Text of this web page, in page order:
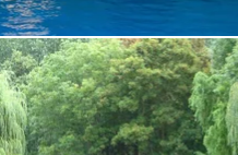
bain à remous
7cabines de
signée Cinq